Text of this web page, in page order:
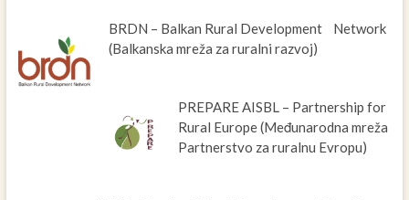
BRDN – Balkan Rural Development Network
(Balkanska mreža za ruralni razvoj)
PREPARE AISBL – Partnership for
Rural Europe (Međunarodna mreža
Partnerstvo za ruralnu Evropu)